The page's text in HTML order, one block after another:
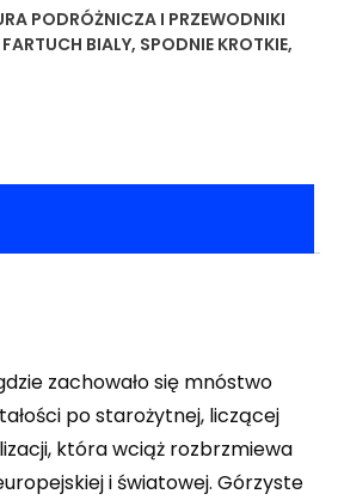
PODRÓŻNICZA I PRZEWODNIKI
FARTUCH BIALY, SPODNIE KROTKIE,
zachowało się mnóstwo
po starożytnej, liczącej
która wciąż rozbrzmiewa
i światowej. Górzyste